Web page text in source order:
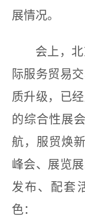
展情况。
会上，
际服务贸易
质升级，已
的综合性展
航，服贸焕
峰会、展览
发布、配套
色：